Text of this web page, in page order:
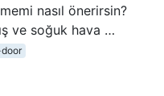
nasıl önerirsin?
ve soğuk hava …